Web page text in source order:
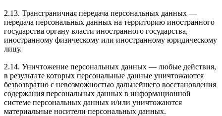
2.13. Трансграничная передача персональных данных —
передача персональных данных на территорию иностранного
государства органу власти иностранного государства,
иностранному физическому или иностранному юридическому
лицу.
2.14. Уничтожение персональных данных — любые действия,
в результате которых персональные данные уничтожаются
безвозвратно с невозможностью дальнейшего восстановления
содержания персональных данных в информационной
системе персональных данных и/или уничтожаются
материальные носители персональных данных.